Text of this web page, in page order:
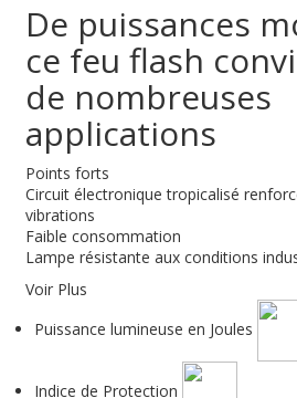
De puissances
ce feu flash
de nombreuses
applications
Points forts
Circuit électronique tropicalisé
vibrations
Faible consommation
Lampe résistante aux conditions
Voir Plus
Puissance lumineuse en Joules
Indice de Protection